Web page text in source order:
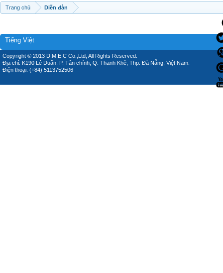
Trang chủ Diễn đàn
Tiếng Việt
Copyright © 2013 D.M.E.C Co.,Ltd, All Rights Reserved.
Địa chỉ: K190 Lê Duẩn, P. Tân chính, Q. Thanh Khê, Thp. Đà Nẵng, Việt Nam.
Điện thoại: (+84) 5113752506